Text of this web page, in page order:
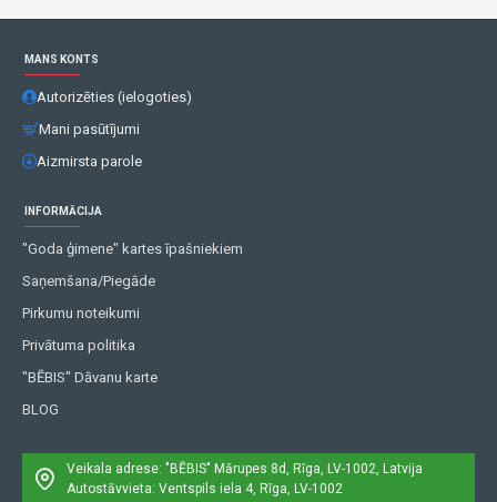
MANS KONTS
Autorizēties (ielogoties)
Mani pasūtījumi
Aizmirsta parole
INFORMĀCIJA
"Goda ģimene" kartes īpašniekiem
Saņemšana/Piegāde
Pirkumu noteikumi
Privātuma politika
"BĒBIS" Dāvanu karte
BLOG
Veikala adrese: "BĒBIS" Mārupes 8d, Rīga, LV-1002, Latvija
Autostāvvieta: Ventspils iela 4, Rīga, LV-1002